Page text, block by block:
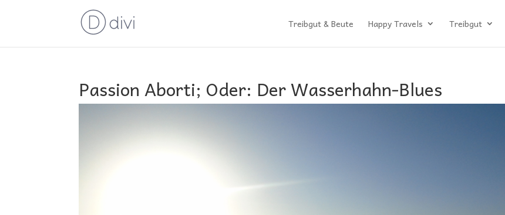
Treibgut & Beute Happy Travels Treibgut
Passion Aborti; Oder: Der Wasserhahn-Blues